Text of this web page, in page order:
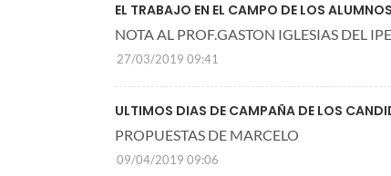
EL TRABAJO EN EL CAMPO DE LOS
NOTA AL PROF.GASTON IGLESIAS DEL
27/03/2019 09:41
ULTIMOS DIAS DE CAMPAÑA DE LOS
PROPUESTAS DE MARCELO
09/04/2019 09:06